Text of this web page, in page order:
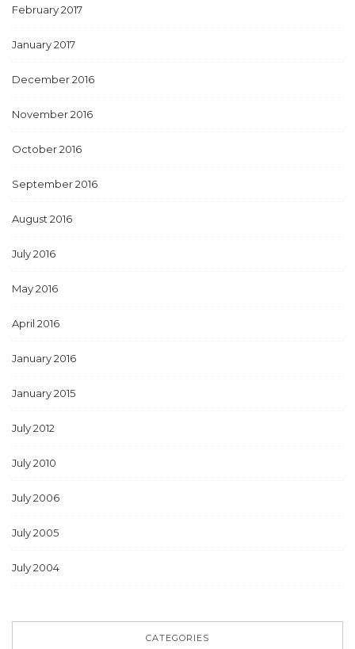
February 2017
January 2017
December 2016
November 2016
October 2016
September 2016
August 2016
July 2016
May 2016
April 2016
January 2016
January 2015
July 2012
July 2010
July 2006
July 2005
July 2004
CATEGORIES